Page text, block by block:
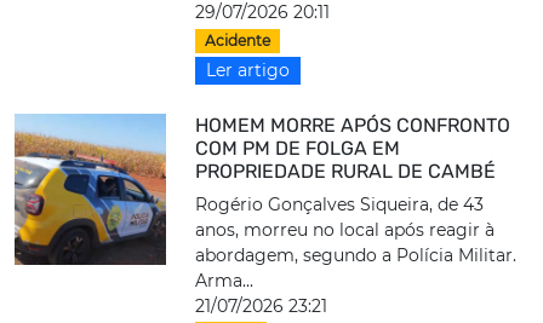
29/07/2026 20:11
Acidente
Ler artigo
HOMEM MORRE APÓS CONFRONTO
COM PM DE FOLGA EM
PROPRIEDADE RURAL DE CAMBÉ
Rogério Gonçalves Siqueira, de 43
anos, morreu no local após reagir à
abordagem, segundo a Polícia Militar.
Arma...
21/07/2026 23:21